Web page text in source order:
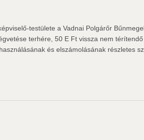
testülete a Vadnai Polgárőr
terhére, 50 E Ft vissza nem térítendő
és elszámolásának részletes